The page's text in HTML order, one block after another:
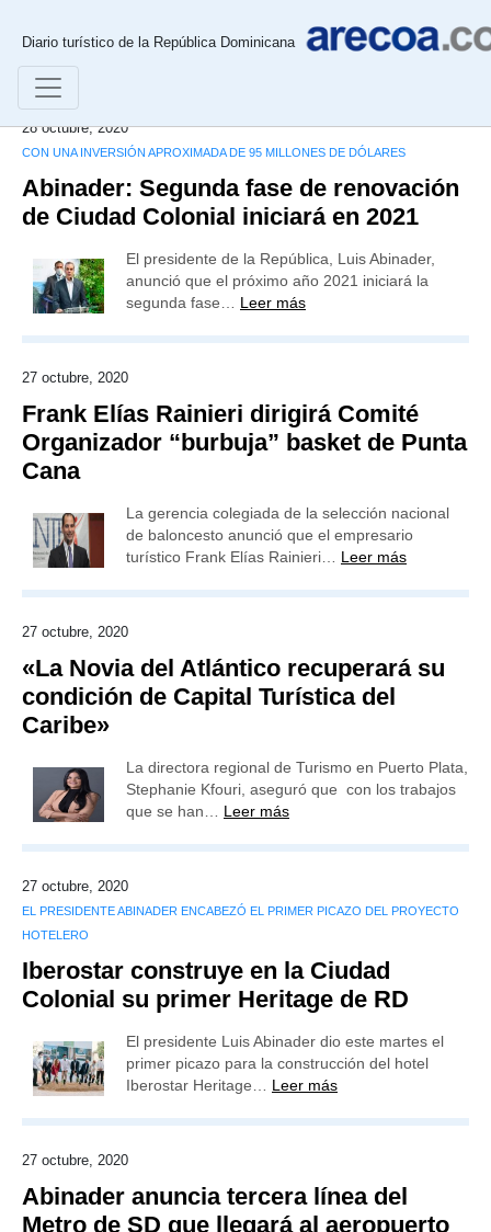
Diario turístico de la República Dominicana
28 octubre, 2020
CON UNA INVERSIÓN APROXIMADA DE 95 MILLONES DE DÓLARES
Abinader: Segunda fase de renovación
de Ciudad Colonial iniciará en 2021
El presidente de la República, Luis Abinader,
anunció que el próximo año 2021 iniciará la
segunda fase… Leer más
27 octubre, 2020
Frank Elías Rainieri dirigirá Comité
Organizador “burbuja” basket de Punta
Cana
La gerencia colegiada de la selección nacional
de baloncesto anunció que el empresario
turístico Frank Elías Rainieri… Leer más
27 octubre, 2020
«La Novia del Atlántico recuperará su
condición de Capital Turística del
Caribe»
La directora regional de Turismo en Puerto Plata,
Stephanie Kfouri, aseguró que con los trabajos
que se han… Leer más
27 octubre, 2020
EL PRESIDENTE ABINADER ENCABEZÓ EL PRIMER PICAZO DEL PROYECTO
HOTELERO
Iberostar construye en la Ciudad
Colonial su primer Heritage de RD
El presidente Luis Abinader dio este martes el
primer picazo para la construcción del hotel
Iberostar Heritage… Leer más
27 octubre, 2020
Abinader anuncia tercera línea del
Metro de SD que llegará al aeropuerto